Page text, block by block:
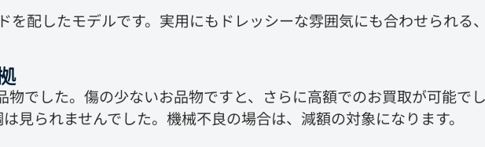
を配したモデルです。実用にもドレッシーな雰囲気にも合わせられる
物でした。傷の少ないお品物ですと、さらに高額でのお買取が可能で
見られませんでした。機械不良の場合は、減額の対象になります。